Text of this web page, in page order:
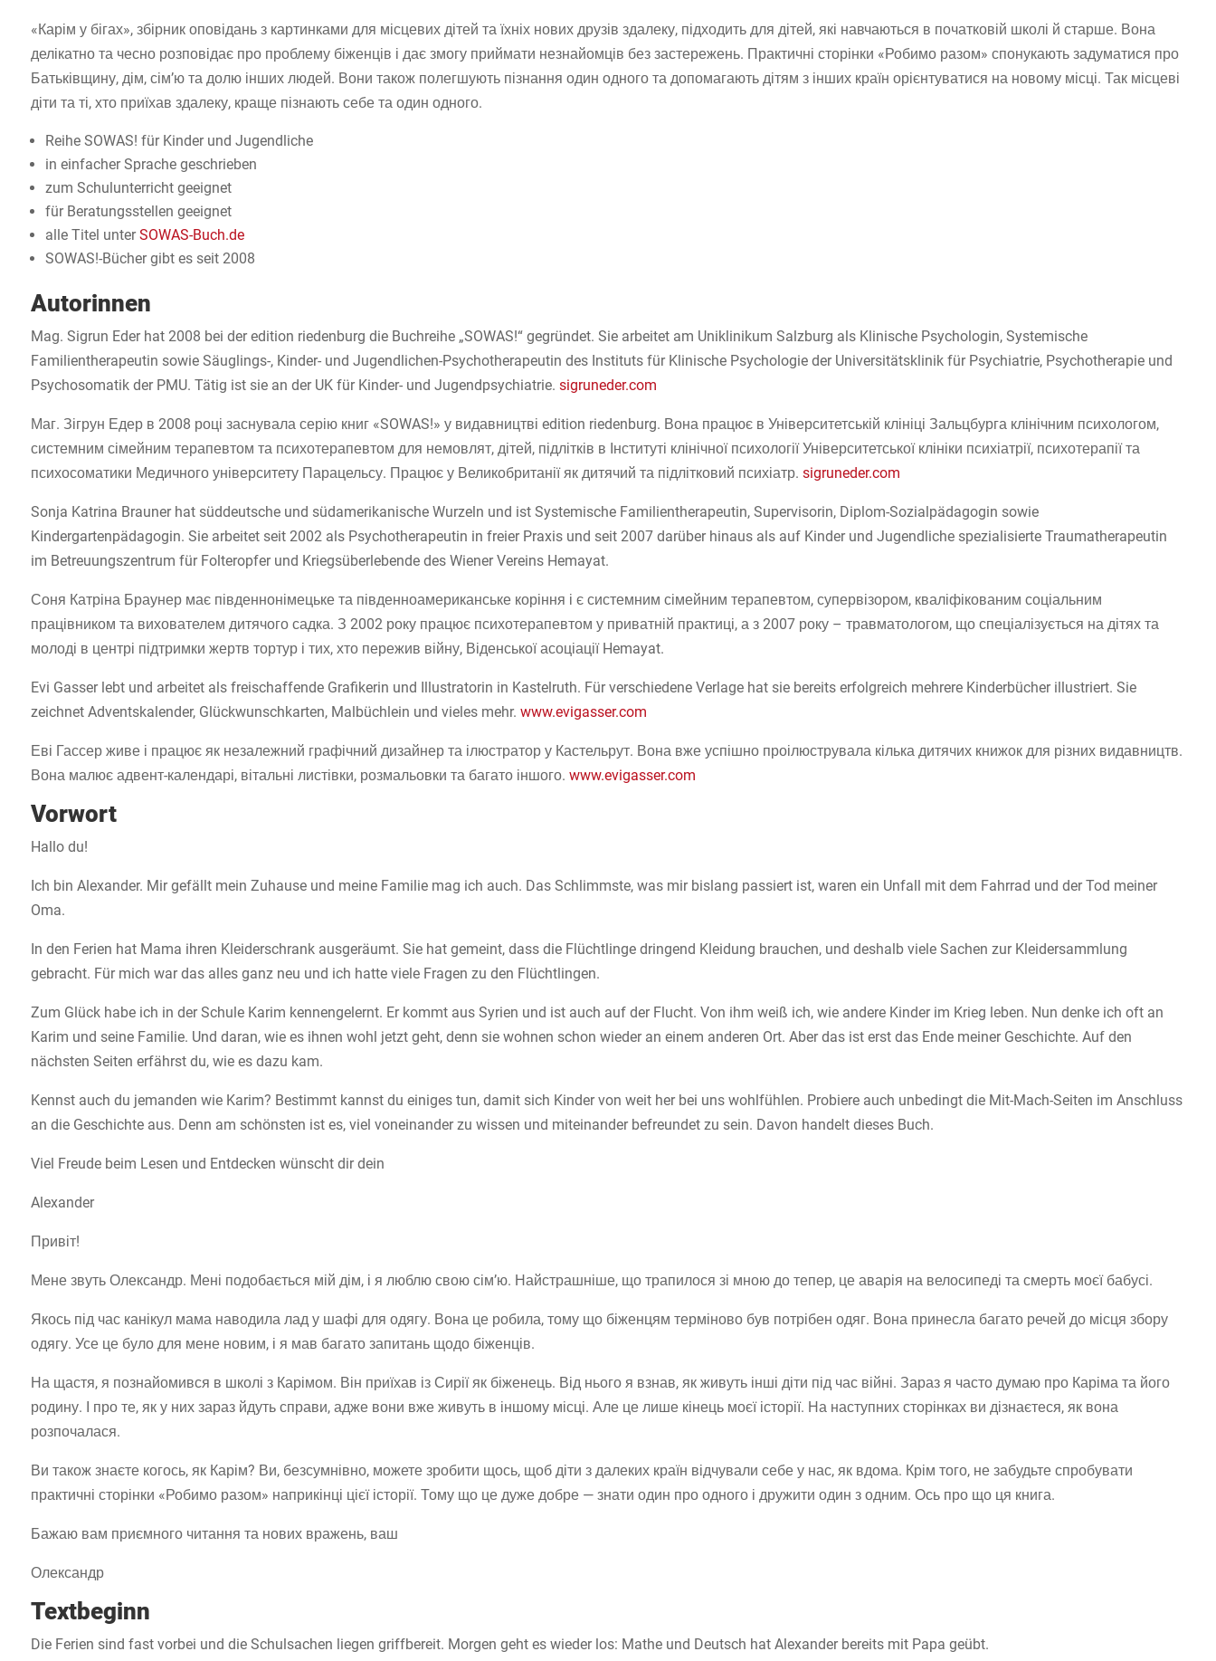
«Карім у бігах», збірник оповідань з картинками для місцевих дітей та їхніх нових друзів здалеку, підходить для дітей, які навчаються в початковій школі й старше. Вона
делікатно та чесно розповідає про проблему біженців і дає змогу приймати незнайомців без застережень. Практичні сторінки «Робимо разом» спонукають задуматися про
Батьківщину, дім, сім’ю та долю інших людей. Вони також полегшують пізнання один одного та допомагають дітям з інших країн орієнтуватися на новому місці. Так місцеві
діти та ті, хто приїхав здалеку, краще пізнають себе та один одного.
Reihe SOWAS! für Kinder und Jugendliche
in einfacher Sprache geschrieben
zum Schulunterricht geeignet
für Beratungsstellen geeignet
alle Titel unterSOWAS-Buch.de
SOWAS!-Bücher gibt es seit 2008
Autorinnen
Mag. Sigrun Eder hat 2008 bei der edition riedenburg die Buchreihe „SOWAS!“ gegründet. Sie arbeitet am Uniklinikum Salzburg als Klinische Psychologin, Systemische
Familientherapeutin sowie Säuglings-, Kinder- und Jugendlichen-Psychotherapeutin des Instituts für Klinische Psychologie der Universitätsklinik für Psychiatrie, Psychotherapie und
Psychosomatik der PMU. Tätig ist sie an der UK für Kinder- und Jugendpsychiatrie. sigruneder.com
Маг. Зігрун Едер в 2008 році заснувала серію книг «SOWAS!» у видавництві edition riedenburg. Вона працює в Університетській клініці Зальцбурга клінічним психологом,
системним сімейним терапевтом та психотерапевтом для немовлят, дітей, підлітків в Інституті клінічної психології Університетської клініки психіатрії, психотерапії та
психосоматики Медичного університету Парацельсу. Працює у Великобританії як дитячий та підлітковий психіатр. sigruneder.com
Sonja Katrina Brauner hat süddeutsche und südamerikanische Wurzeln und ist Systemische Familientherapeutin, Supervisorin, Diplom-Sozialpädagogin sowie
Kindergartenpädagogin. Sie arbeitet seit 2002 als Psychotherapeutin in freier Praxis und seit 2007 darüber hinaus als auf Kinder und Jugendliche spezialisierte Traumatherapeutin
im Betreuungszentrum für Folteropfer und Kriegsüberlebende des Wiener Vereins Hemayat.
Соня Катріна Браунер має південнонімецьке та південноамериканське коріння і є системним сімейним терапевтом, супервізором, кваліфікованим соціальним
працівником та вихователем дитячого садка. З 2002 року працює психотерапевтом у приватній практиці, а з 2007 року – травматологом, що спеціалізується на дітях та
молоді в центрі підтримки жертв тортур і тих, хто пережив війну, Віденської асоціації Hemayat.
Evi Gasser lebt und arbeitet als freischaffende Grafikerin und Illustratorin in Kastelruth. Für verschiedene Verlage hat sie bereits erfolgreich mehrere Kinderbücher illustriert. Sie
zeichnet Adventskalender, Glückwunschkarten, Malbüchlein und vieles mehr. www.evigasser.com
Еві Гассер живе і працює як незалежний графічний дизайнер та ілюстратор у Кастельрут. Вона вже успішно проілюструвала кілька дитячих книжок для різних видавництв.
Вона малює адвент-календарі, вітальні листівки, розмальовки та багато іншого. www.evigasser.com
Vorwort
Hallo du!
Ich bin Alexander. Mir gefällt mein Zuhause und meine Familie mag ich auch. Das Schlimmste, was mir bislang passiert ist, waren ein Unfall mit dem Fahrrad und der Tod meiner
Oma.
In den Ferien hat Mama ihren Kleiderschrank ausgeräumt. Sie hat gemeint, dass die Flüchtlinge dringend Kleidung brauchen, und deshalb viele Sachen zur Kleidersammlung
gebracht. Für mich war das alles ganz neu und ich hatte viele Fragen zu den Flüchtlingen.
Zum Glück habe ich in der Schule Karim kennengelernt. Er kommt aus Syrien und ist auch auf der Flucht. Von ihm weiß ich, wie andere Kinder im Krieg leben. Nun denke ich oft an
Karim und seine Familie. Und daran, wie es ihnen wohl jetzt geht, denn sie wohnen schon wieder an einem anderen Ort. Aber das ist erst das Ende meiner Geschichte. Auf den
nächsten Seiten erfährst du, wie es dazu kam.
Kennst auch du jemanden wie Karim? Bestimmt kannst du einiges tun, damit sich Kinder von weit her bei uns wohlfühlen. Probiere auch unbedingt die Mit-Mach-Seiten im Anschluss
an die Geschichte aus. Denn am schönsten ist es, viel voneinander zu wissen und miteinander befreundet zu sein. Davon handelt dieses Buch.
Viel Freude beim Lesen und Entdecken wünscht dir dein
Alexander
Привіт!
Мене звуть Олександр. Мені подобається мій дім, і я люблю свою сім’ю. Найстрашніше, що трапилося зі мною до тепер, це аварія на велосипеді та смерть моєї бабусі.
Якось під час канікул мама наводила лад у шафі для одягу. Вона це робила, тому що біженцям терміново був потрібен одяг. Вона принесла багато речей до місця збору
одягу. Усе це було для мене новим, і я мав багато запитань щодо біженців.
На щастя, я познайомився в школі з Карімом. Він приїхав із Сирії як біженець. Від нього я взнав, як живуть інші діти під час війні. Зараз я часто думаю про Каріма та його
родину. І про те, як у них зараз йдуть справи, адже вони вже живуть в іншому місці. Але це лише кінець моєї історії. На наступних сторінках ви дізнаєтеся, як вона
розпочалася.
Ви також знаєте когось, як Карім? Ви, безсумнівно, можете зробити щось, щоб діти з далеких країн відчували себе у нас, як вдома. Крім того, не забудьте спробувати
практичні сторінки «Робимо разом» наприкінці цієї історії. Тому що це дуже добре — знати один про одного і дружити один з одним. Ось про що ця книга.
Бажаю вам приємного читання та нових вражень, ваш
Олександр
Textbeginn
Die Ferien sind fast vorbei und die Schulsachen liegen griffbereit. Morgen geht es wieder los: Mathe und Deutsch hat Alexander bereits mit Papa geübt.